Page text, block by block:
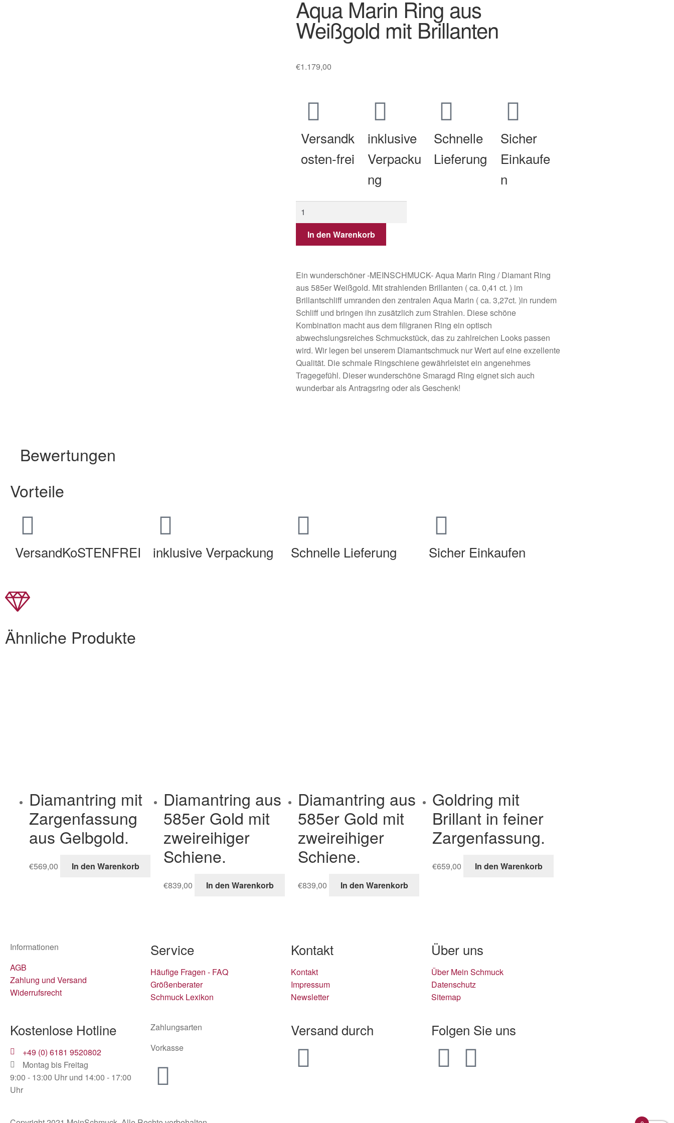
Aqua Marin Ring aus
Weißgold mit Brillanten
€1.179,00
Versandk
osten-frei
inklusive
Verpacku
ng
Schnelle
Lieferung
Sicher
Einkaufe
n
In den Warenkorb
Ein wunderschöner -MEINSCHMUCK- Aqua Marin Ring / Diamant Ring
aus 585er Weißgold. Mit strahlenden Brillanten ( ca. 0,41 ct. ) im
Brillantschliff umranden den zentralen Aqua Marin ( ca. 3,27ct. )in rundem
Schliff und bringen ihn zusätzlich zum Strahlen. Diese schöne
Kombination macht aus dem filigranen Ring ein optisch
abwechslungsreiches Schmuckstück, das zu zahlreichen Looks passen
wird. Wir legen bei unserem Diamantschmuck nur Wert auf eine exzellente
Qualität. Die schmale Ringschiene gewährleistet ein angenehmes
Tragegefühl. Dieser wunderschöne Smaragd Ring eignet sich auch
wunderbar als Antragsring oder als Geschenk!
Bewertungen
Vorteile
VersandKoSTENFREI inklusive Verpackung Schnelle Lieferung Sicher Einkaufen
Ähnliche Produkte
Diamantring mit
Zargenfassung
aus Gelbgold.
€569,00 In den Warenkorb
Diamantring aus
585er Gold mit
zweireihiger
Schiene.
€839,00 In den Warenkorb
Diamantring aus
585er Gold mit
zweireihiger
Schiene.
€839,00 In den Warenkorb
Goldring mit
Brillant in feiner
Zargenfassung.
€659,00 In den Warenkorb
Informationen
AGB
Zahlung und Versand
Widerrufsrecht
Service
Häufige Fragen - FAQ
Größenberater
Schmuck Lexikon
Kontakt
Kontakt
Impressum
Newsletter
Über uns
Über Mein Schmuck
Datenschutz
Sitemap
Kostenlose Hotline
+49 (0) 6181 9520802
Montag bis Freitag
9:00 - 13:00 Uhr und 14:00 - 17:00
Uhr
Zahlungsarten
Vorkasse
Versand durch Folgen Sie uns